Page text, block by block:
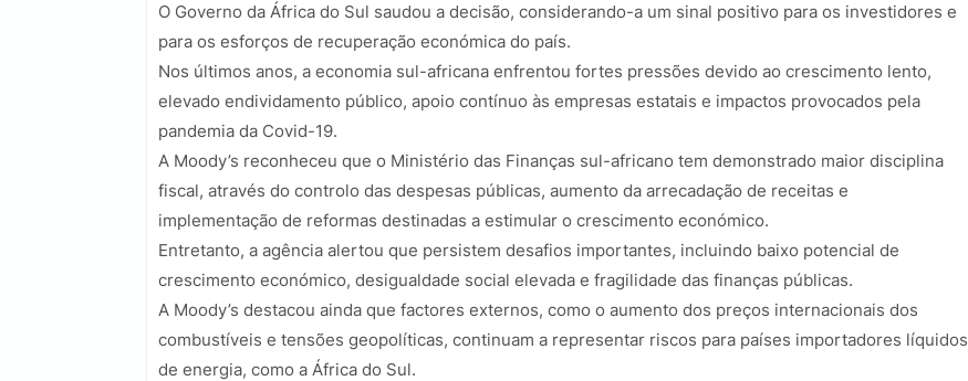
O Governo da África do Sul saudou a decisão, considerando-a um sinal positivo para os investidores e
para os esforços de recuperação económica do país.
Nos últimos anos, a economia sul-africana enfrentou fortes pressões devido ao crescimento lento,
elevado endividamento público, apoio contínuo às empresas estatais e impactos provocados pela
pandemia da Covid-19.
A Moody’s reconheceu que o Ministério das Finanças sul-africano tem demonstrado maior disciplina
fiscal, através do controlo das despesas públicas, aumento da arrecadação de receitas e
implementação de reformas destinadas a estimular o crescimento económico.
Entretanto, a agência alertou que persistem desafios importantes, incluindo baixo potencial de
crescimento económico, desigualdade social elevada e fragilidade das finanças públicas.
A Moody’s destacou ainda que factores externos, como o aumento dos preços internacionais dos
combustíveis e tensões geopolíticas, continuam a representar riscos para países importadores líquidos
de energia, como a África do Sul.